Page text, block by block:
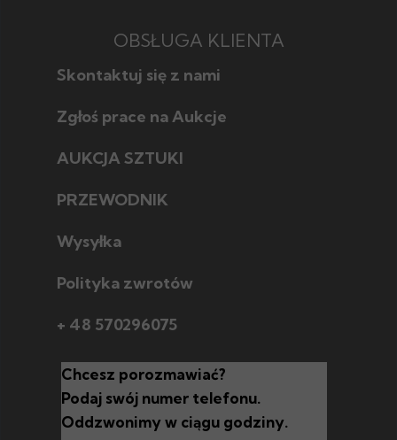
Chcesz porozmawiać?
Podaj swój numer telefonu.
Oddzwonimy w ciągu godziny.
OBSŁUGA KLIENTA
Skontaktuj się z nami
Zgłoś prace na Aukcje
AUKCJA SZTUKI
Jak licytować
Jak sprzedać
PRZEWODNIK
Poznaj style w sztuce
Wysyłka
Polityka zwrotów
+ 48 570296075